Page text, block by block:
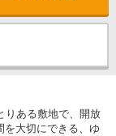
りある敷地で、開放
を大切にできる、ゆ